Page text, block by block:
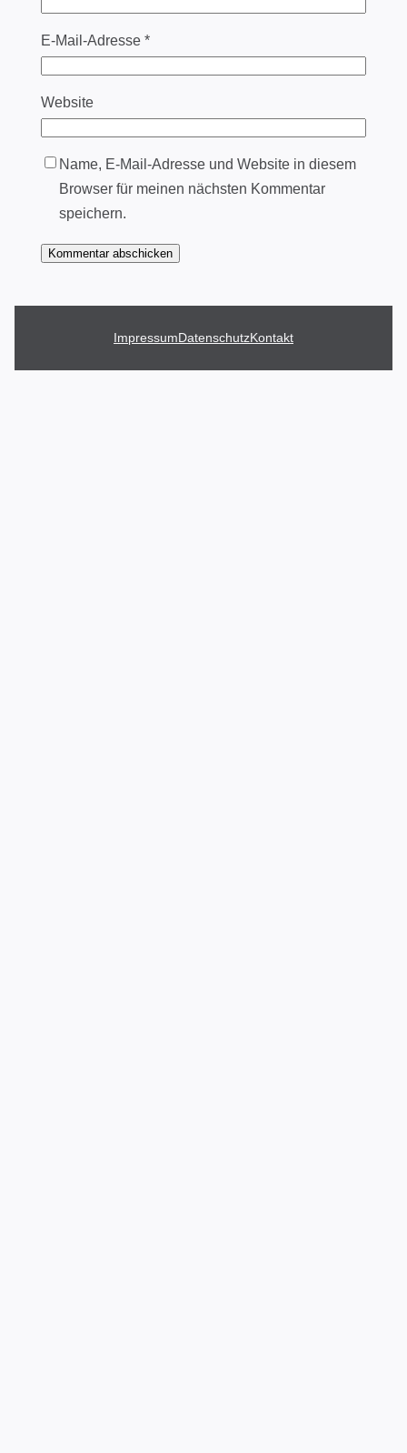
E-Mail-Adresse *
Website
Name, E-Mail-Adresse und Website in diesem
Browser für meinen nächsten Kommentar
speichern.
ImpressumDatenschutzKontakt